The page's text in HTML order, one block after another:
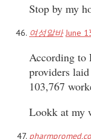
Stop by my
여성알바 June
According to
providers
103,767
Lookk at my